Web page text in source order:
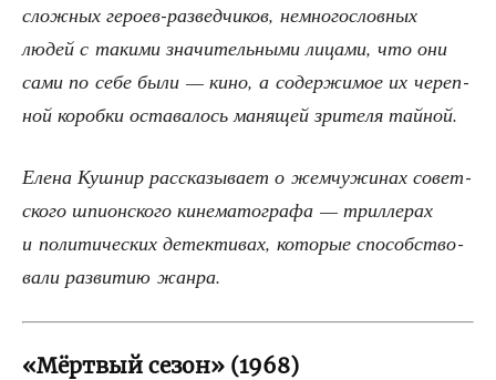
слож­ных геро­ев-раз­вед­чи­ков, немно­го­слов­ных
людей с таки­ми зна­чи­тель­ны­ми лица­ми, что они
сами по себе были — кино, а содер­жи­мое их череп­
ной короб­ки оста­ва­лось маня­щей зри­те­ля тайной.
Еле­на Куш­нир рас­ска­зы­ва­ет о жем­чу­жи­нах совет­
ско­го шпи­он­ско­го кине­ма­то­гра­фа — трил­ле­рах
и поли­ти­че­ских детек­ти­вах, кото­рые спо­соб­ство­
ва­ли раз­ви­тию жанра.
«Мёртвый сезон» (1968)